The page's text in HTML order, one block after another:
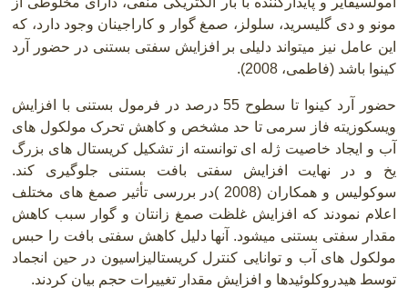
مونو و دی گلیسرید، سلولز، صمغ گوار و کاراجینان وجود دارد، که
این عامل نیز میتواند دلیلی بر افزایش سفتی بستنی در حضور آرد
کینوا باشد (فاطمی، 2008).
حضور آرد کینوا تا سطوح 55 درصد در فرمول بستنی با افزایش
ویسکوزیته فاز سرمی تا حد مشخص و کاهش تحرک مولکول های
آب و ایجاد خاصیت ژله ای توانسته از تشکیل کریستال های بزرگ
یخ و در نهایت افزایش سفتی بافت بستنی جلوگیری کند.
سوکولیس و همکاران (2008 )در بررسی تأثیر صمغ های مختلف
اعلام نمودند که افزایش غلظت صمغ زانتان و گوار سبب کاهش
مقدار سفتی بستنی میشود. آنها دلیل کاهش سفتی بافت را حبس
مولکول های آب و توانایی کنترل کریستالیزاسیون در حین انجماد
توسط هیدروکلوئیدها و افزایش مقدار تغییرات حجم بیان کردند.